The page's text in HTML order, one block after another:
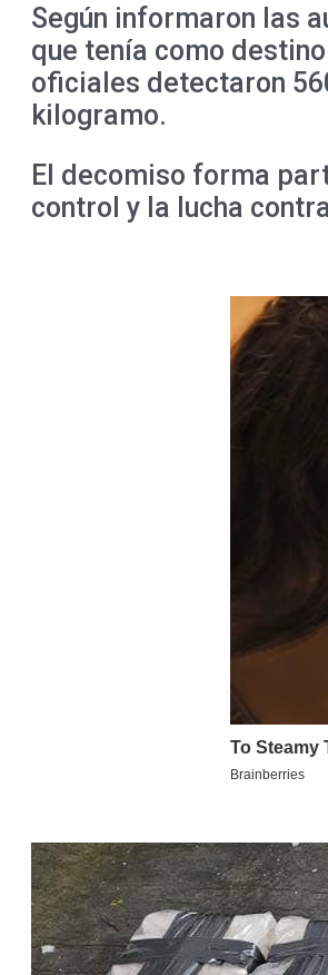
Según informaron las
que tenía como
oficiales detectaron
kilogramo.
El decomiso forma
control y la lucha